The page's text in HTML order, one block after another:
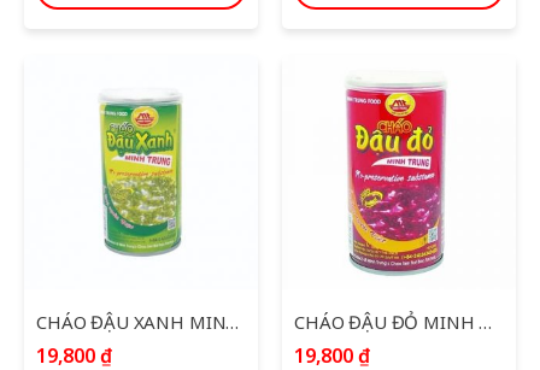
CHÁO ĐẬU XANH MINH TRUNG 365G
19,800₫
CHÁO ĐẬU ĐỎ MINH TRUNG 365G
19,800₫